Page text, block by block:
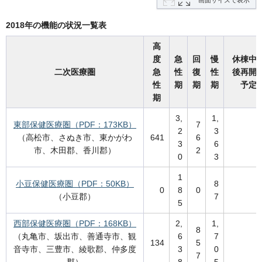
2018年の機能の状況一覧表
二次医療圏
高
度
急
性
期
急
性
期
回
復
期
慢
性
期
休棟中
後再開
予定
東部保健医療圏（PDF：173KB）
（高松市、さぬき市、東かがわ
市、木田郡、香川郡）
641
3,
2
3
0
7
6
2
1,
3
6
3
小豆保健医療圏（PDF：50KB）
（小豆郡）
0
1
8
5
0
8
7
西部保健医療圏（PDF：168KB）
（丸亀市、坂出市、善通寺市、観
音寺市、三豊市、綾歌郡、仲多度
134
2,
6
3
8
5
7
1,
7
0